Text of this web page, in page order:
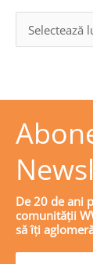
De 20 de ani
comunității
să îți